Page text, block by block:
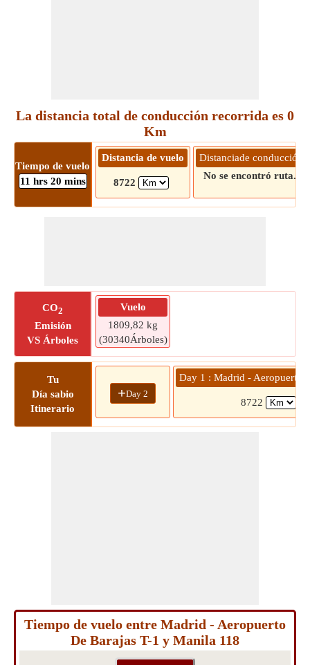
La distancia total de conducción recorrida es 0
Km
Tiempo de vuelo
11 hrs 20 mins
Distancia de vuelo
8722
Distanciade conducción
No se encontró ruta.!
CO2
Emisión
VS Árboles
Vuelo
1809,82 kg
(30340Árboles)
Tu
Día sabio
Itinerario
+Day 2
Day 1 : Madrid - Aeropuerto
8722
Tiempo de vuelo entre Madrid - Aeropuerto
De Barajas T-1 y Manila 118